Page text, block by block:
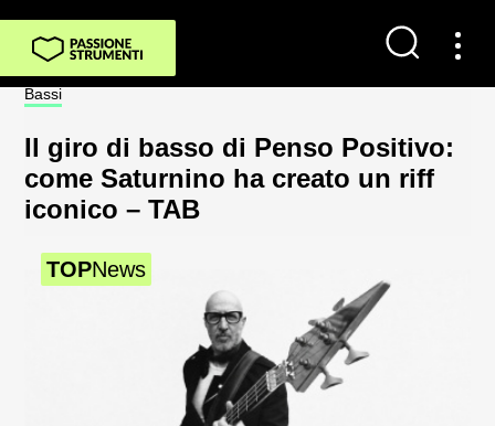
Contatti
Impostazioni dei cookie
Chi Siamo
Newsletter
Bassi
Il giro di basso di Penso Positivo:
come Saturnino ha creato un riff
iconico – TAB
TOPNews